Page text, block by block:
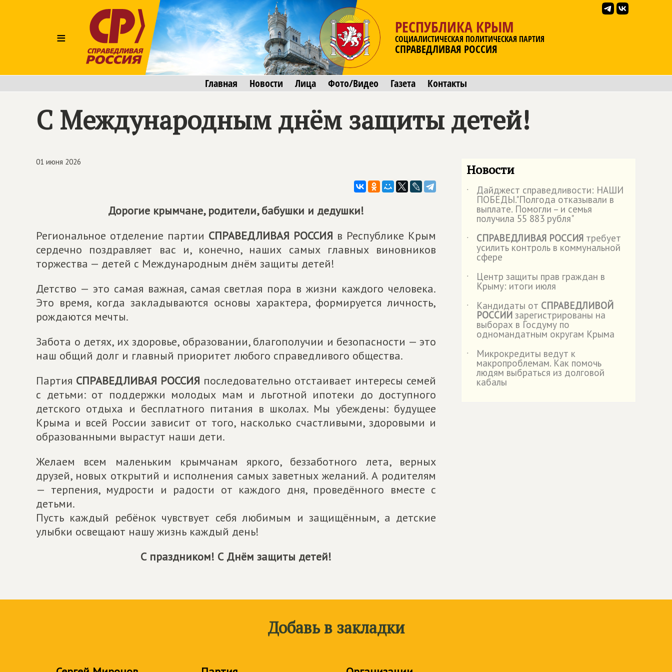
≡
РЕСПУБЛИКА КРЫМ
СОЦИАЛИСТИЧЕСКАЯ ПОЛИТИЧЕСКАЯ ПАРТИЯ
СПРАВЕДЛИВАЯ РОССИЯ
Главная Новости Лица Фото/Видео Газета Контакты
C Международным днём защиты детей!
01 июня 2026
Дорогие крымчане, родители, бабушки и дедушки!
Региональное отделение партии СПРАВЕДЛИВАЯ РОССИЯ в Республике Крым
сердечно поздравляет вас и, конечно, наших самых главных виновников
торжества — детей с Международным днём защиты детей!
Детство — это самая важная, самая светлая пора в жизни каждого человека.
Это время, когда закладываются основы характера, формируется личность,
рождаются мечты.
Забота о детях, их здоровье, образовании, благополучии и безопасности — это
наш общий долг и главный приоритет любого справедливого общества.
Партия СПРАВЕДЛИВАЯ РОССИЯ последовательно отстаивает интересы семей
с детьми: от поддержки молодых мам и льготной ипотеки до доступного
детского отдыха и бесплатного питания в школах. Мы убеждены: будущее
Крыма и всей России зависит от того, насколько счастливыми, здоровыми и
образованными вырастут наши дети.
Желаем всем маленьким крымчанам яркого, беззаботного лета, верных
друзей, новых открытий и исполнения самых заветных желаний. А родителям
— терпения, мудрости и радости от каждого дня, проведённого вместе с
детьми.
Пусть каждый ребёнок чувствует себя любимым и защищённым, а детские
улыбки освещают нашу жизнь каждый день!
С праздником! С Днём защиты детей!
Новости
˙ Дайджест справедливости: НАШИ
ПОБЕДЫ."Полгода отказывали в
выплате. Помогли – и семья
получила 55 883 рубля"
˙
СПРАВЕДЛИВАЯ РОССИЯ требует
усилить контроль в коммунальной
сфере
˙
Центр защиты прав граждан в
Крыму: итоги июля
˙
Кандидаты от СПРАВЕДЛИВОЙ
РОССИИ зарегистрированы на
выборах в Госдуму по
одномандатным округам Крыма
˙
Микрокредиты ведут к
макропроблемам. Как помочь
людям выбраться из долговой
кабалы
Добавь в закладки